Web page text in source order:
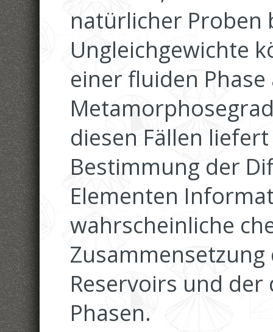
natürlicher Proben
Ungleichgewichte
einer fluiden
diesen Fällen
Bestimmung der
Elementen
wahrscheinliche
Reservoirs und
Phasen.